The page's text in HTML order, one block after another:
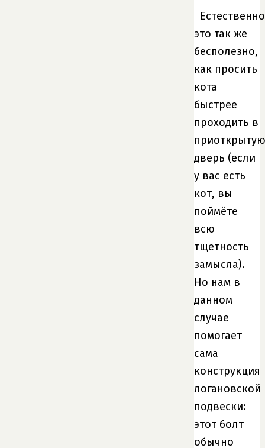
это так же
бесполезно,
как просить
кота
быстрее
проходить в
приоткрытую
дверь (если
у вас есть
кот, вы
поймёте
всю
тщетность
замысла).
Но нам в
данном
случае
помогает
сама
конструкция
логановской
подвески:
этот болт
обычно